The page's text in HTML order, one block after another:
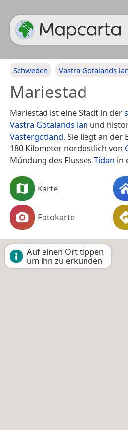
Schweden Västra Götalands län
Mariestad
Mariestad ist eine Stadt in der
Västra Götalands län und
Västergötland. Sie liegt an der
180 Kilometer nordöstlich von
Mündung des Flusses Tidan in
Karte
Fotokarte
Auf einen Ort tippen
um ihn zu erkunden